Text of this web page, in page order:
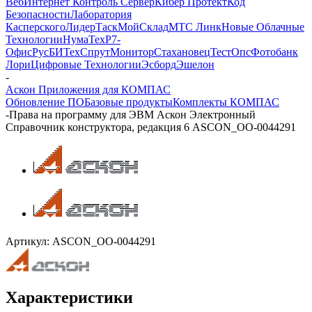
БезопасностиЛаборатория
КасперскогоЛидерТаскМойСкладМТС ЛинкНовые Облачные
ТехнологииНумаТехР7-
ОфисРусБИТехСпрутМониторСтахановецТестОпсФотобанк
ЛориЦифровые ТехнологииЭсбордЭшелон
-
Аскон Приложения для КОМПАС
Обновление ПОБазовые продуктыКомплекты КОМПАС
-Права на программу для ЭВМ Аскон Электронный
Справочник конструктора, редакция 6 ASCON_ОО-0044291
Артикул: ASCON_ОО-0044291
Характеристики